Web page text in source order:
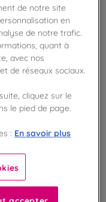
de notre site
en
de notre trafic.
quant à
avec nos
de réseaux sociaux.
cliquez sur le
le pied de page.
: En savoir plus